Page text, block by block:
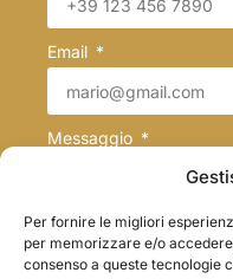
Per fornire le migliori
per memorizzare e/o
consenso a queste tecnologie
Email
Messaggio